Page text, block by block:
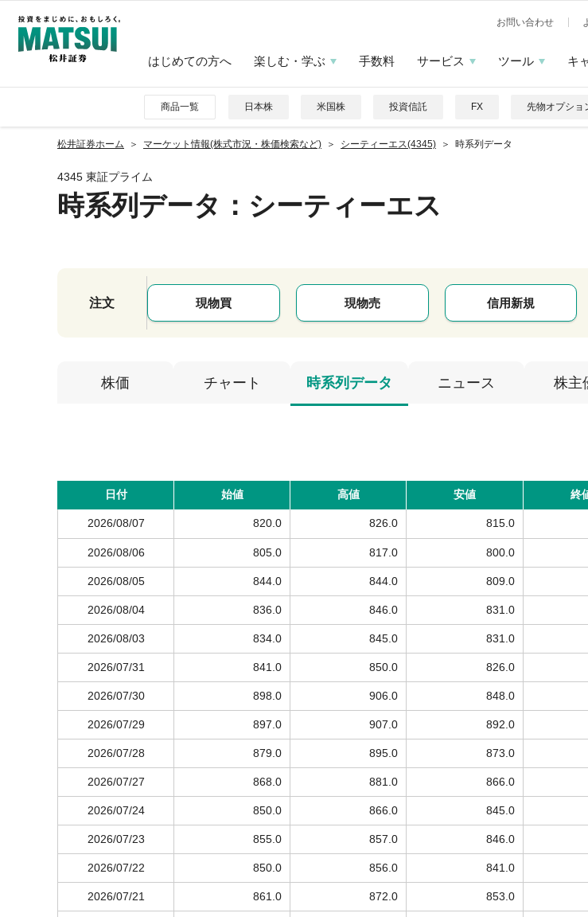
お問い合わせ
はじめての方へ 楽しむ・学ぶ 手数料 サービス ツール キ
商品一覧 日本株 米国株 投資信託 FX 先物オプショ
松井証券ホーム マーケット情報(株式市況・株価検索など) シーティーエス(4345) 時系列データ
4345 東証プライム
時系列データ ：シーティーエス
注文 現物買 現物売 信用新規
株価 チャート 時系列データ ニュース 株主
日付 始値 高値 安値 終
2026/08/07 820.0 826.0 815.0
2026/08/06 805.0 817.0 800.0
2026/08/05 844.0 844.0 809.0
2026/08/04 836.0 846.0 831.0
2026/08/03 834.0 845.0 831.0
2026/07/31 841.0 850.0 826.0
2026/07/30 898.0 906.0 848.0
2026/07/29 897.0 907.0 892.0
2026/07/28 879.0 895.0 873.0
2026/07/27 868.0 881.0 866.0
2026/07/24 850.0 866.0 845.0
2026/07/23 855.0 857.0 846.0
2026/07/22 850.0 856.0 841.0
2026/07/21 861.0 872.0 853.0